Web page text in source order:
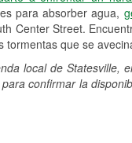
para absorber agua,
Center Street.
que se
local de Statesville,
confirmar la